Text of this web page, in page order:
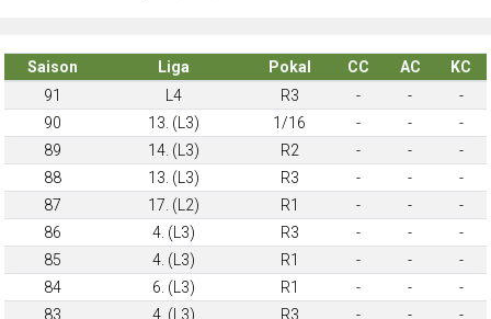
Saison Liga Pokal CC AC
KC
91
L4 R3 - -
-
90
13. (L3) 1/16 - -
-
89
14. (L3) R2 - -
-
88
13. (L3) R3 - -
-
87
17. (L2) R1 - -
-
86
4. (L3) R3 - -
-
85
4. (L3) R1 - -
-
84
6. (L3) R1 - -
-
83
4. (L3) R3 - - -